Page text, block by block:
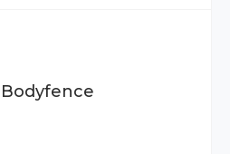
Bodyfence